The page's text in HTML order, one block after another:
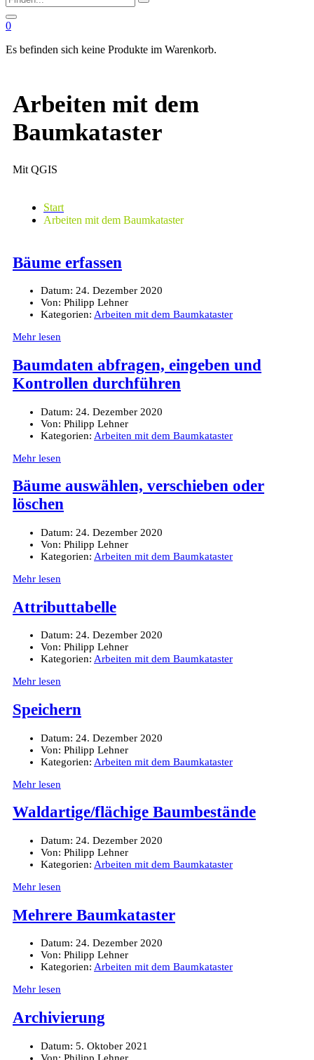
0
Es befinden sich keine Produkte im Warenkorb.
Arbeiten mit dem
Baumkataster
Mit QGIS
Start
Arbeiten mit dem Baumkataster
Bäume erfassen
Datum: 24. Dezember 2020
Von: Philipp Lehner
Kategorien: Arbeiten mit dem Baumkataster
Mehr lesen
Baumdaten abfragen, eingeben und
Kontrollen durchführen
Datum: 24. Dezember 2020
Von: Philipp Lehner
Kategorien: Arbeiten mit dem Baumkataster
Mehr lesen
Bäume auswählen, verschieben oder
löschen
Datum: 24. Dezember 2020
Von: Philipp Lehner
Kategorien: Arbeiten mit dem Baumkataster
Mehr lesen
Attributtabelle
Datum: 24. Dezember 2020
Von: Philipp Lehner
Kategorien: Arbeiten mit dem Baumkataster
Mehr lesen
Speichern
Datum: 24. Dezember 2020
Von: Philipp Lehner
Kategorien: Arbeiten mit dem Baumkataster
Mehr lesen
Waldartige/flächige Baumbestände
Datum: 24. Dezember 2020
Von: Philipp Lehner
Kategorien: Arbeiten mit dem Baumkataster
Mehr lesen
Mehrere Baumkataster
Datum: 24. Dezember 2020
Von: Philipp Lehner
Kategorien: Arbeiten mit dem Baumkataster
Mehr lesen
Archivierung
Datum: 5. Oktober 2021
Von: Philipp Lehner